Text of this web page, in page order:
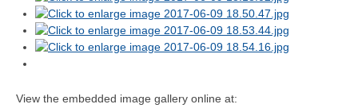
View the embedded image gallery online at: